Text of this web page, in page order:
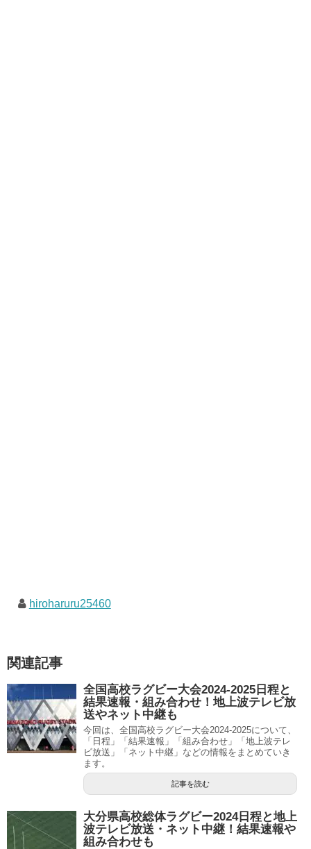
hiroharuru25460
関連記事
全国高校ラグビー大会2024-2025日程と
結果速報・組み合わせ！地上波テレビ放
送やネット中継も
今回は、全国高校ラグビー大会2024-2025について、
「日程」「結果速報」「組み合わせ」「地上波テレ
ビ放送」「ネット中継」などの情報をまとめていき
ます。
記事を読む
大分県高校総体ラグビー2024日程と地上
波テレビ放送・ネット中継！結果速報や
組み合わせも